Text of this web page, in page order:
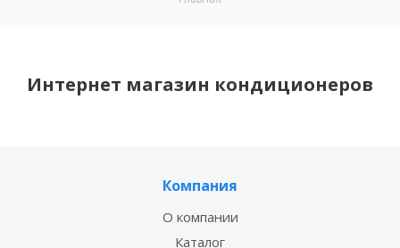
Интернет магазин кондиционеров
Компания
О компании
Каталог